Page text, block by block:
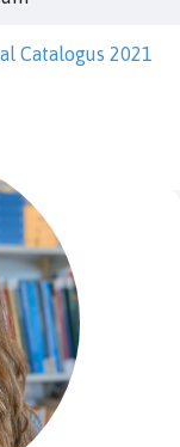
Catalogus 2021